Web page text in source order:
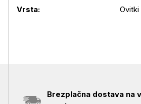
Vrsta:
Ovitki
Brezplačna dostava na